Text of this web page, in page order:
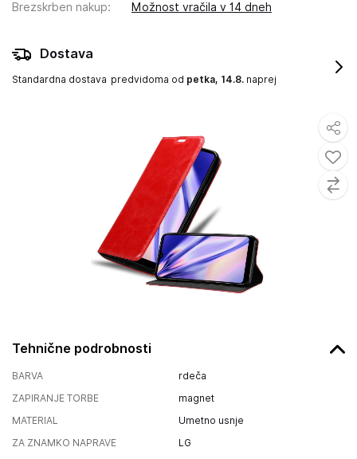
Tehnične podrobnosti
BARVA
rdeča
ZAPIRANJE TORBE
magnet
MATERIAL
Umetno usnje
ZA ZNAMKO NAPRAVE
LG
Brezskrben nakup: Možnost vračila v 14 dneh
Dostava
Standardna dostava predvidoma od petka, 14.8. naprej